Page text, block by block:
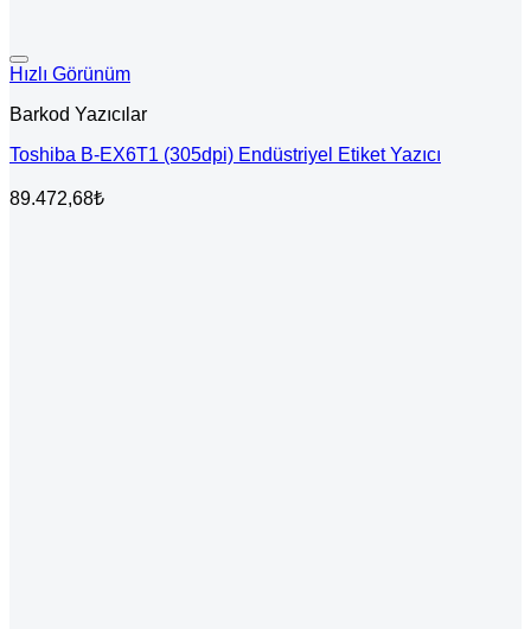
Hızlı Görünüm
Barkod Yazıcılar
Toshiba B-EX6T1 (305dpi) Endüstriyel Etiket Yazıcı
89.472,68₺